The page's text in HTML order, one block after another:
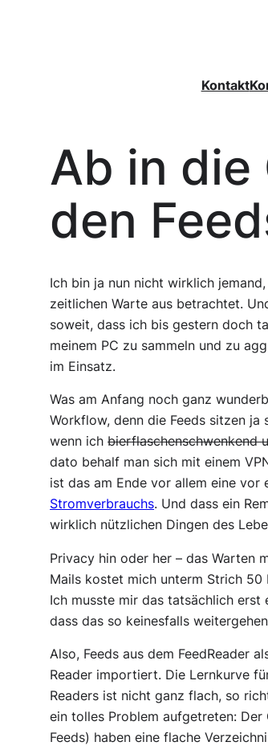
Kontakt
Ab in die
den
Ich bin ja nun nicht wirklich
zeitlichen Warte aus betrachtet.
soweit, dass ich bis gestern doch
meinem PC zu sammeln und zu
im Einsatz.
Was am Anfang noch ganz
Workflow, denn die Feeds sitzen
wenn ichbierflaschenschwenkend
dato behalf man sich mit einem
ist das am Ende vor allem eine vor
Stromverbrauchs. Und dass ein
wirklich nützlichen Dingen des
Privacy hin oder her – das Warten
Mails kostet mich unterm Strich 50
Ich musste mir das tatsächlich erst
dass das so keinesfalls
Also, Feeds aus dem FeedReader
Reader importiert. Die Lernkurve
Readers ist nicht ganz flach, so
ein tolles Problem aufgetreten: Der
Feeds) haben eine flache